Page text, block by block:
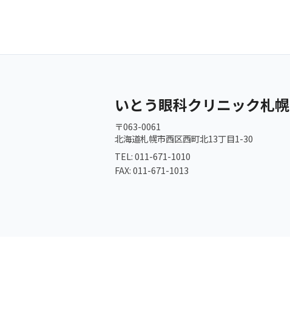
いとう眼科クリニック札幌
〒063-0061
北海道札幌市西区西町北13丁目1-30
TEL: 011-671-1010
FAX: 011-671-1013